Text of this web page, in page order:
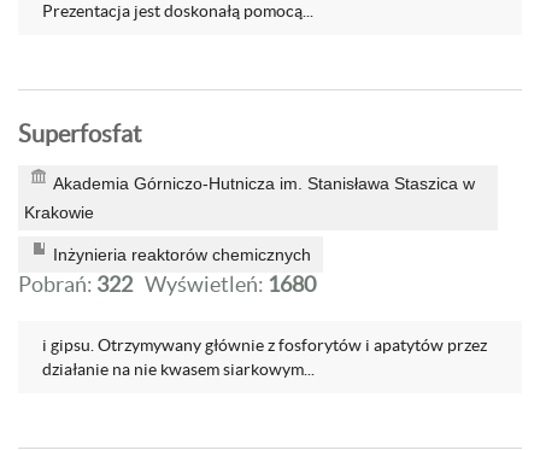
Prezentacja jest doskonałą pomocą...
Superfosfat
Akademia Górniczo-Hutnicza im. Stanisława Staszica w
Krakowie
Inżynieria reaktorów chemicznych
Pobrań: 322 Wyświetleń: 1680
i gipsu. Otrzymywany głównie z fosforytów i apatytów przez
działanie na nie kwasem siarkowym...